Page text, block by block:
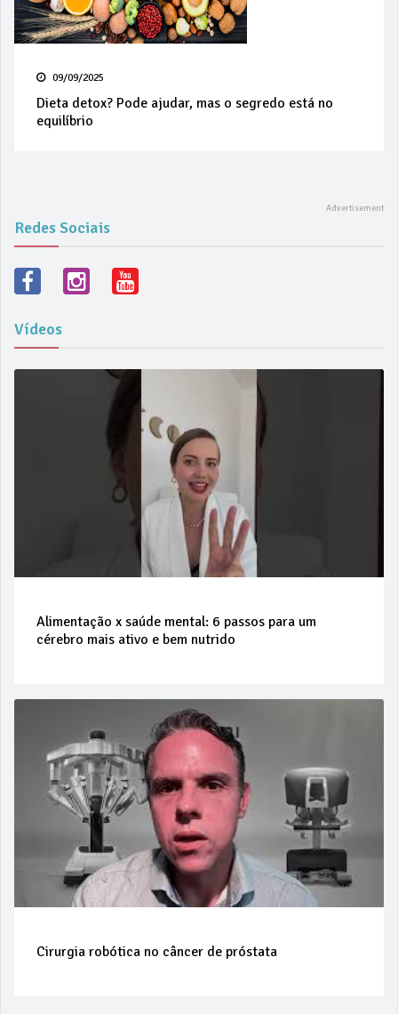
09/09/2025
Dieta detox? Pode ajudar, mas o segredo está no
equilíbrio
Redes Sociais
Vídeos
Alimentação x saúde mental: 6 passos para um
cérebro mais ativo e bem nutrido
Cirurgia robótica no câncer de próstata